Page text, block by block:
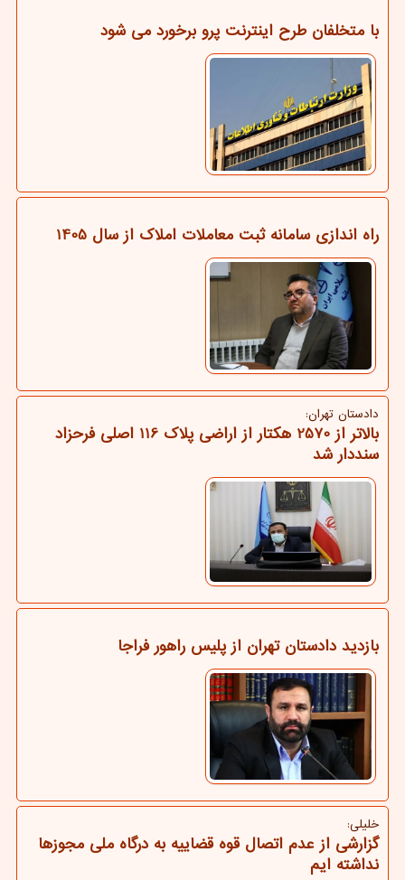
با متخلفان طرح اینترنت پرو برخورد می شود
راه اندازی سامانه ثبت معاملات املاک از سال 1405
دادستان تهران:
بالاتر از 2570 هکتار از اراضی پلاک 116 اصلی فرحزاد
سنددار شد
بازدید دادستان تهران از پلیس راهور فراجا
خلیلی:
گزارشی از عدم اتصال قوه قضاییه به درگاه ملی مجوزها
نداشته ایم